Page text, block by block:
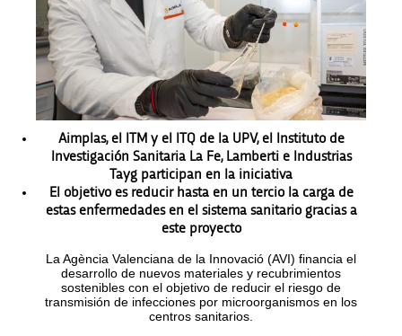
Aimplas, el ITM y el ITQ de la UPV, el Instituto de
Investigación Sanitaria La Fe, Lamberti e Industrias
Tayg participan en la iniciativa
El objetivo es reducir hasta en un tercio la carga de
estas enfermedades en el sistema sanitario gracias a
este proyecto
La Agència Valenciana de la Innovació (AVI) financia el
desarrollo de nuevos materiales y recubrimientos
sostenibles con el objetivo de reducir el riesgo de
transmisión de infecciones por microorganismos en los
centros sanitarios.